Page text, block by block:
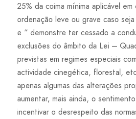
25% da coima mínima aplicável
ordenação leve ou grave caso
e “ demonstre ter cessado a
exclusões do âmbito da Lei –
previstas em regimes especiais
actividade cinegética, florestal,
apenas algumas das alterações
aumentar, mais ainda, o
incentivar o desrespeito das